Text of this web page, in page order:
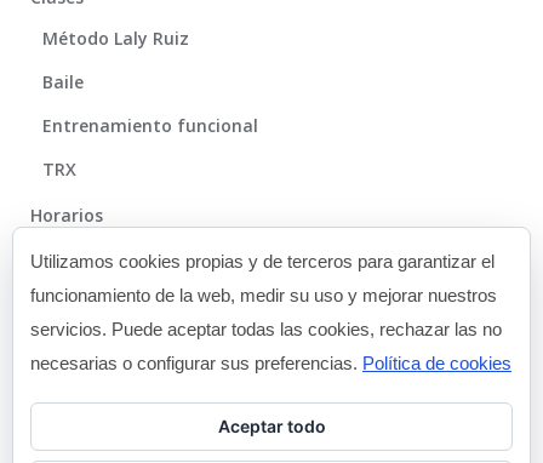
Método Laly Ruiz
Baile
Entrenamiento funcional
TRX
Horarios
Método
Galería
Utilizamos cookies propias y de terceros para garantizar el
funcionamiento de la web, medir su uso y mejorar nuestros
servicios. Puede aceptar todas las cookies, rechazar las no
necesarias o configurar sus preferencias. Política de cookies
Aceptar todo